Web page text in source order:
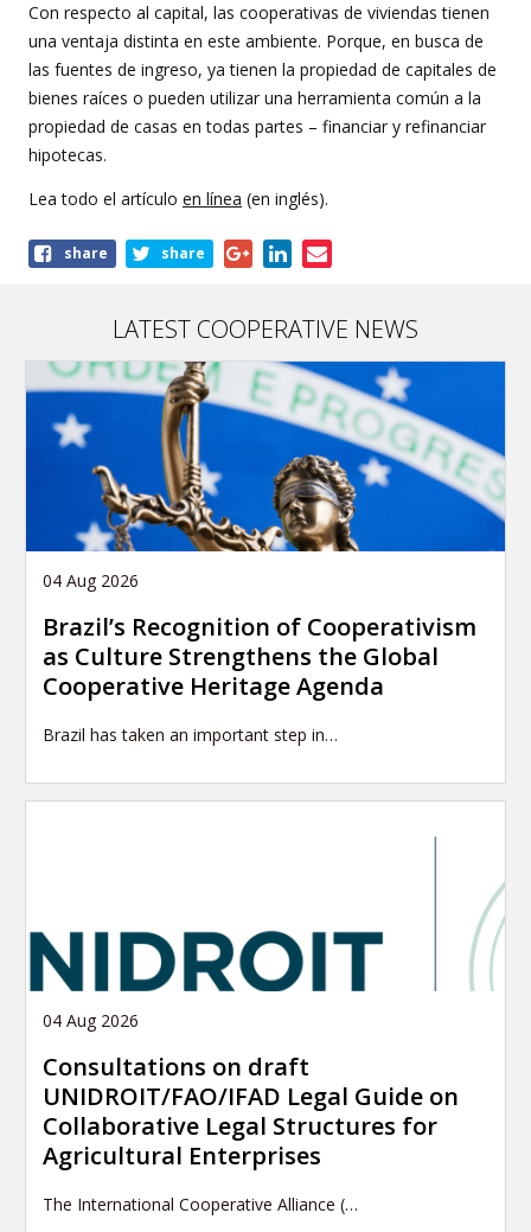
Con respecto al capital, las cooperativas de viviendas tienen
una ventaja distinta en este ambiente. Porque, en busca de
las fuentes de ingreso, ya tienen la propiedad de capitales de
bienes raíces o pueden utilizar una herramienta común a la
propiedad de casas en todas partes – financiar y refinanciar
hipotecas.
Lea todo el artículo en línea (en inglés).
Shareshare share
LATEST COOPERATIVE NEWS
04 Aug 2026
Brazil’s Recognition of Cooperativism
as Culture Strengthens the Global
Cooperative Heritage Agenda
Brazil has taken an important step in…
04 Aug 2026
Consultations on draft
UNIDROIT/FAO/IFAD Legal Guide on
Collaborative Legal Structures for
Agricultural Enterprises
The International Cooperative Alliance (…